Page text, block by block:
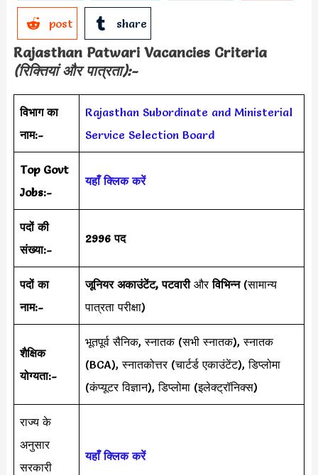
post share
Rajasthan Patwari Vacancies Criteria
(रिक्तियां और पात्रता):-
विभाग का
नाम:-
Rajasthan Subordinate and Ministerial
Service Selection Board
Top Govt
Jobs:-
यहाँ क्लिक करें
पदों की
संख्या:-
2996 पद
पदों का
नाम:-
जूनियर अकाउंटेंट, पटवारी औरविभिन्न (सामान्य
पात्रता परीक्षा)
शैक्षिक
योग्यता:-
भूतपूर्व सैनिक, स्नातक (सभी स्नातक), स्नातक
(BCA), स्नातकोत्तर (चार्टर्ड एकाउंटेंट), डिप्लोमा
(कंप्यूटर विज्ञान), डिप्लोमा (इलेक्ट्रॉनिक्स)
राज्य के
अनुसार
सरकारी
यहाँ क्लिक करें